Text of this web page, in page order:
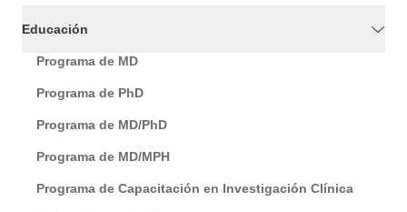
Educación
Programa de MD
Programa de PhD
Programa de MD/PhD
Programa de MD/MPH
Programa de Capacitación en Investigación Clínica